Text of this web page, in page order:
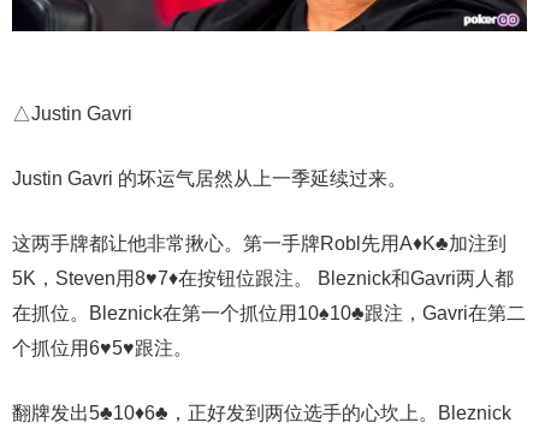
△Justin Gavri
Justin Gavri 的坏运气居然从上一季延续过来。
这两手牌都让他非常揪心。第一手牌Robl先用A♦K♣加注到
5K，Steven用8♥7♦在按钮位跟注。 Bleznick和Gavri两人都
在抓位。Bleznick在第一个抓位用10♠10♣跟注，Gavri在第二
个抓位用6♥5♥跟注。
翻牌发出5♣10♦6♣，正好发到两位选手的心坎上。Bleznick